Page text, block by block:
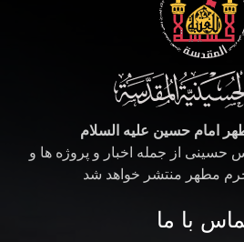
امام حسین علیه السلام
حسینی از جمله اخبار و پروژه ها و
مطهر منتشر خواهد شد
با ما